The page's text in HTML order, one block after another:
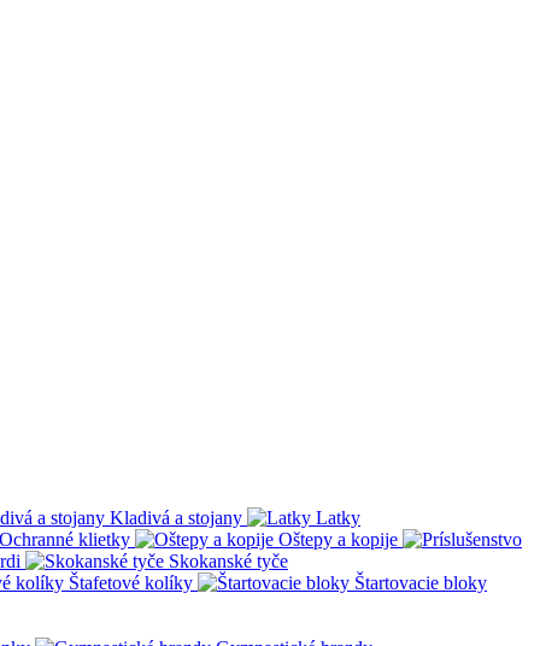
Kladivá a stojany
Latky
Ochranné klietky
Oštepy a kopije
Skokanské tyče
Štafetové kolíky
Štartovacie bloky